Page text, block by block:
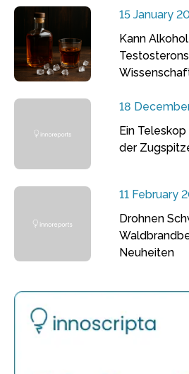
15 January
Kann
18
Ein
der
11 February
Drohnen
Neuheiten